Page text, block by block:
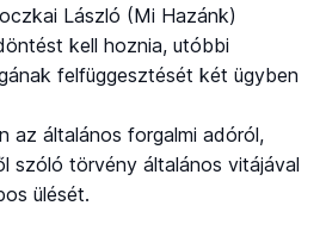
László (Mi Hazánk)
kell hoznia, utóbbi
felfüggesztését két ügyben
az általános forgalmi adóról,
szóló törvény általános vitájával
ülését.